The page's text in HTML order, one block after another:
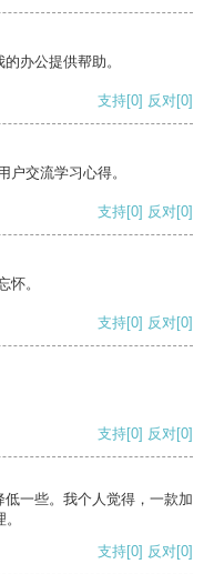
办公提供帮助。
支持[0] 反对[0]
户交流学习心得。
支持[0] 反对[0]
怀。
支持[0] 反对[0]
支持[0] 反对[0]
一些。我个人觉得，一款加
支持[0] 反对[0]